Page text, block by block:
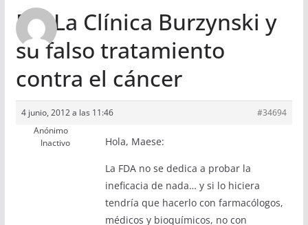
Re: La Clínica Burzynski y
su falso tratamiento
contra el cáncer
4 junio, 2012 a las 11:46
#34694
Anónimo
Inactivo
Hola, Maese:
La FDA no se dedica a probar la
ineficacia de nada… y si lo hiciera
tendría que hacerlo con farmacólogos,
médicos y bioquímicos, no con